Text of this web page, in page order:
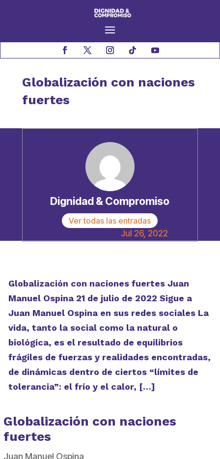
Globalización con naciones
fuertes
Dignidad & Compromiso
Ver todas las entradas
Jul 26, 2022
Globalización con naciones fuertes Juan
Manuel Ospina 21 de julio de 2022 Sigue a
Juan Manuel Ospina en sus redes sociales La
vida, tanto la social como la natural o
biológica, es el resultado de equilibrios
frágiles de fuerzas y realidades encontradas,
de dinámicas dentro de ciertos “límites de
tolerancia”: el frío y el calor, […]
Globalización con naciones
fuertes
Juan Manuel Ospina